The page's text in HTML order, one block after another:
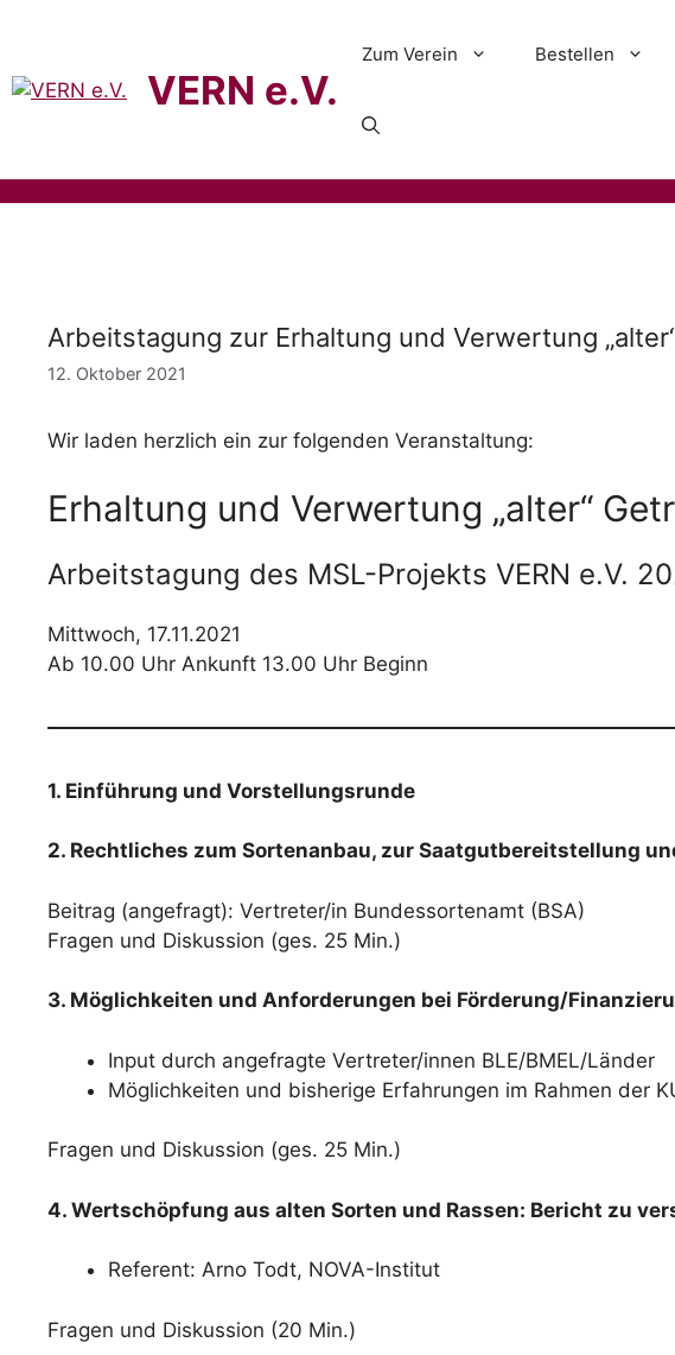
VERN e.V.
Zum Verein Bestellen
Arbeitstagung zur Erhaltung und Verwertung
12. Oktober 2021
Wir laden herzlich ein zur folgenden Veranstaltung:
Erhaltung und Verwertung „alter“
Arbeitstagung des MSL-Projekts VERN e.V.
Mittwoch, 17.11.2021
Ab 10.00 Uhr Ankunft 13.00 Uhr Beginn
1. Einführung und Vorstellungsrunde
2. Rechtliches zum Sortenanbau, zur Saatgutbereitstellung
Beitrag (angefragt): Vertreter/in Bundessortenamt (BSA)
Fragen und Diskussion (ges. 25 Min.)
3. Möglichkeiten und Anforderungen bei Förderung/
Input durch angefragte Vertreter/innen BLE/BMEL/Länder
Möglichkeiten und bisherige Erfahrungen im Rahmen der
Fragen und Diskussion (ges. 25 Min.)
4. Wertschöpfung aus alten Sorten und Rassen: Bericht zu
Referent: Arno Todt, NOVA-Institut
Fragen und Diskussion (20 Min.)